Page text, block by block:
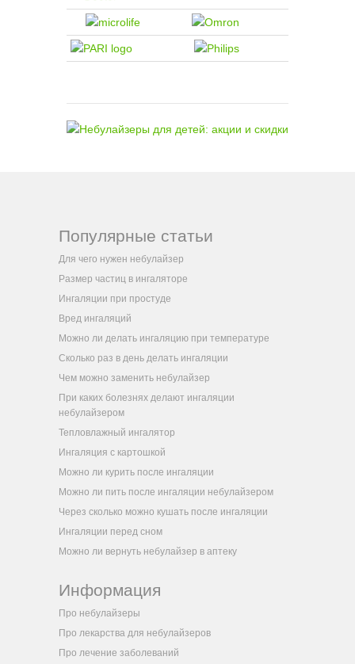
Популярные статьи
Для чего нужен небулайзер
Размер частиц в ингаляторе
Ингаляции при простуде
Вред ингаляций
Можно ли делать ингаляцию при температуре
Сколько раз в день делать ингаляции
Чем можно заменить небулайзер
При каких болезнях делают ингаляции
небулайзером
Тепловлажный ингалятор
Ингаляция с картошкой
Можно ли курить после ингаляции
Можно ли пить после ингаляции небулайзером
Через сколько можно кушать после ингаляции
Ингаляции перед сном
Можно ли вернуть небулайзер в аптеку
Информация
Про небулайзеры
Про лекарства для небулайзеров
Про лечение заболеваний